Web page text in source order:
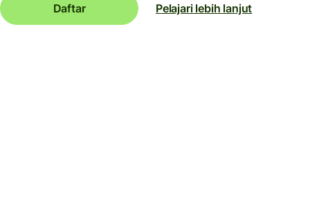
Daftar Pelajari lebih lanjut